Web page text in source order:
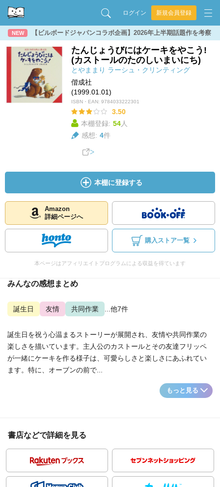
ログイン 新規会員登録
NEW 【ビルボードジャパンコラボ企画】2026年上半期話題作を考察
たんじょうびにはケーキをやこう!
(カストールのたのしいまいにち)
とやままり ラーシュ・クリンティング
偕成社
(1999.01.01)
ISBN・EAN: 9784033222301
3.50
本棚登録: 54人
感想: 4件
本棚に登録する
Amazon
詳細ページへ
購入ストア一覧
本ページはアフィリエイトプログラムによる収益を得ています
みんなの感想まとめ
誕生日 友情 共同作業 ...他7件
誕生日を祝う心温まるストーリーが展開され、友情や共同作業の
楽しさを描いています。主人公のカストールとその友達フリッペ
が一緒にケーキを作る様子は、可愛らしさと楽しさにあふれてい
ます。特に、オーブンの前で...
もっと見る
書店などで詳細を見る